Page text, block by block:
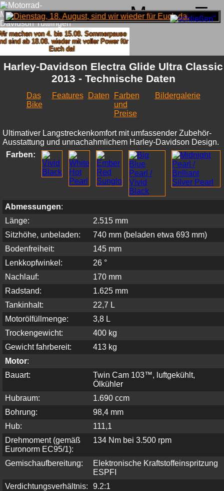
Menu
machen von 4. bis 15.08. Sommerpause
sind ab 18.08. wieder mit voller Power für
Euch da!
Harley-Davidson Electra Glide Ultra Classic
2013 - Technische Daten
Das
Bike
Features Daten
Farben
und
Preise
Bildergalerie
Ultimativer Langstreckenkomfort mit umfassender Zubehör-
Ausstattung und unnachahmlichem Harley-Davidson Design.
Farben:
Abmessungen:
Länge:
2.515 mm
Sitzhöhe, unbeladen:
740 mm (beladen etwa 693 mm)
Bodenfreiheit:
145 mm
Lenkkopfwinkel:
26 °
Nachlauf:
170 mm
Radstand:
1.625 mm
Tankinhalt:
22,7 L
Motorölfüllmenge:
3,8 L
Trockengewicht:
400 kg
Gewicht fahrbereit:
413 kg
Motor:
Bauart:
Twin Cam 103™, luftgekühlt,
Ölkühler
Hubraum:
1.690 ccm
Bohrung:
98,4 mm
Hub:
111,1
Drehmoment (gemäß
Euronorm EC95/1):
134 Nm bei 3.500 rpm
Gemischaufbereitung:
Elektronische Kraftstoffeinspritzung
ESPFI
Verdichtungsverhältnis:
9.2:1